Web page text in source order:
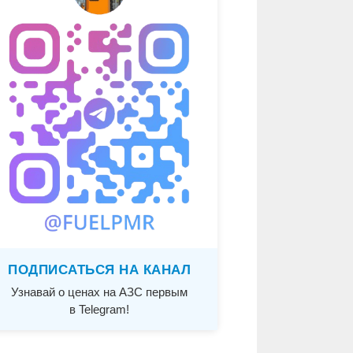
ПОДПИСАТЬСЯ НА КАНАЛ
Узнавай о ценах на АЗС первым
в Telegram!